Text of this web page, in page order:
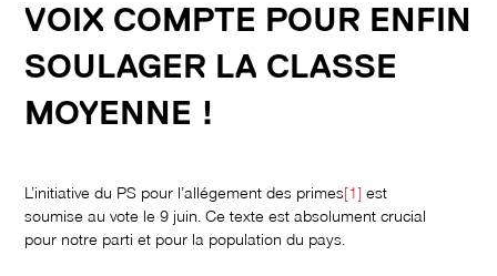
VOIX COMPTE POUR ENFIN
SOULAGER LA CLASSE
MOYENNE !
L’initiative du PS pour l’allégement des primes[1]est
soumise au vote le 9 juin. Ce texte est absolument crucial
pour notre parti et pour la population du pays.